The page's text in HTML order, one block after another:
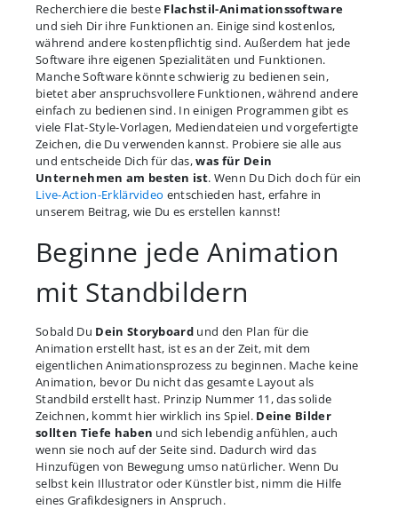
Recherchiere die beste Flachstil-Animationssoftware
und sieh Dir ihre Funktionen an. Einige sind kostenlos,
während andere kostenpflichtig sind. Außerdem hat jede
Software ihre eigenen Spezialitäten und Funktionen.
Manche Software könnte schwierig zu bedienen sein,
bietet aber anspruchsvollere Funktionen, während andere
einfach zu bedienen sind. In einigen Programmen gibt es
viele Flat-Style-Vorlagen, Mediendateien und vorgefertigte
Zeichen, die Du verwenden kannst. Probiere sie alle aus
und entscheide Dich für das,was für Dein
Unternehmen am besten ist. Wenn Du Dich doch für ein
Live-Action-Erklärvideo entschieden hast, erfahre in
unserem Beitrag, wie Du es erstellen kannst!
Beginne jede Animation
mit Standbildern
Sobald Du Dein Storyboard und den Plan für die
Animation erstellt hast, ist es an der Zeit, mit dem
eigentlichen Animationsprozess zu beginnen. Mache keine
Animation, bevor Du nicht das gesamte Layout als
Standbild erstellt hast. Prinzip Nummer 11, das solide
Zeichnen, kommt hier wirklich ins Spiel. Deine Bilder
sollten Tiefe haben und sich lebendig anfühlen, auch
wenn sie noch auf der Seite sind. Dadurch wird das
Hinzufügen von Bewegung umso natürlicher. Wenn Du
selbst kein Illustrator oder Künstler bist, nimm die Hilfe
eines Grafikdesigners in Anspruch.